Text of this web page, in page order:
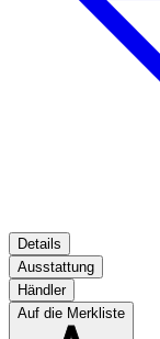
Details
Ausstattung
Händler
Auf die Merkliste